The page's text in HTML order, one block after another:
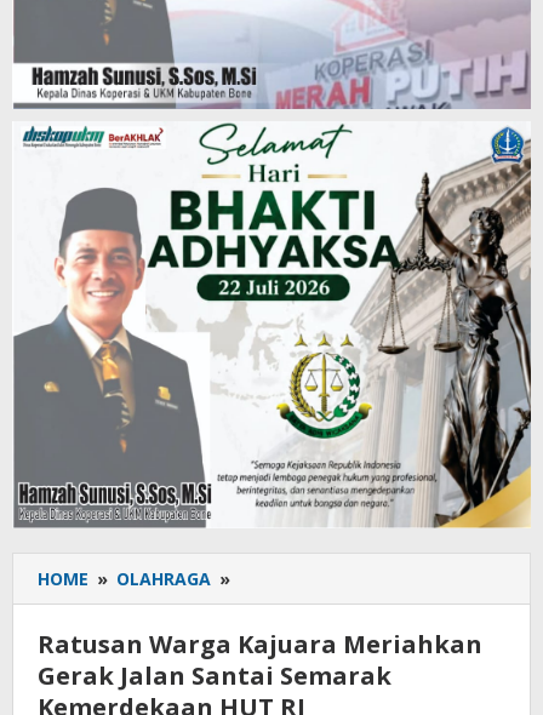
HOME » OLAHRAGA »
Warga
Kajuara
Meriahkan
Gerak
Jalan
Ratusan Warga Kajuara Meriahkan
Gerak Jalan Santai Semarak
Kemerdekaan HUT RI